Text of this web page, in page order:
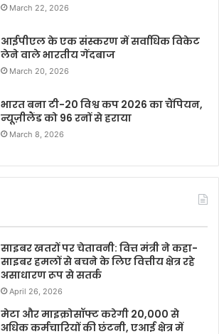
March 22, 2026
आईपीएल के एक संस्करण में सर्वाधिक विकेट
लेने वाले भारतीय गेंदबाज
March 20, 2026
भारत बना टी-20 विश्व कप 2026 का चैंपियन,
न्यूज़ीलैंड को 96 रनों से हराया
March 8, 2026
साइबर खतरों पर चेतावनी: वित्त मंत्री ने कहा-
साइबर हमलों से बचने के लिए वित्तीय क्षेत्र रहे
असाधारण रूप से सतर्क
April 26, 2026
मेटा और माइक्रोसॉफ्ट करेगी 20,000 से
अधिक कर्मचारियों की छंटनी, एआई क्षेत्र में